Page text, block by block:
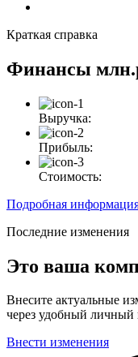
Краткая справка
Финансы
Выручка:
Прибыль:
Стоимость:
Подробная
Последние изменения
Это ваша
Внесите актуальные
через удобный
Внести изменения